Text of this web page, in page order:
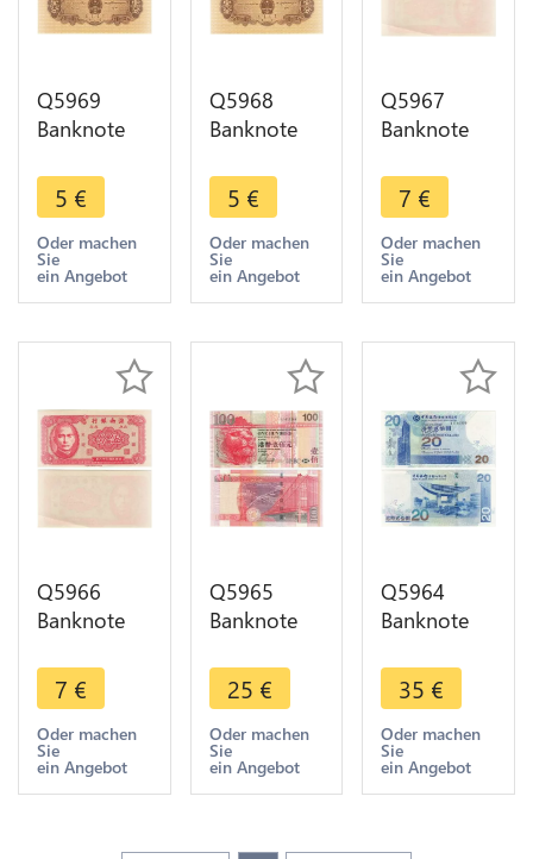
Q5969
Banknote
Truck 1953
UNC ->
Make offer
5 €
Oder machen
Sie
ein Angebot
Q5968
Banknote
Truck 1953
UNC ->
Make offer
5 €
Oder machen
Sie
ein Angebot
Q5967
Banknote
China 5 Fen
Hainan
Bank Sun
Yat-Sen
1949 UNC -
7 €
Oder machen
Sie
ein Angebot
Q5966
Banknote
China 5 Fen
Hainan
Bank Sun
Yat-Sen
1949 UNC -
7 €
Oder machen
Sie
ein Angebot
Q5965
Banknote
100 Dollars
Lion 2007
UNC ->
Make offer
25 €
Oder machen
Sie
ein Angebot
Q5964
Banknote
20 Dollars
2003 UNC -
> Make
offer
35 €
Oder machen
Sie
ein Angebot